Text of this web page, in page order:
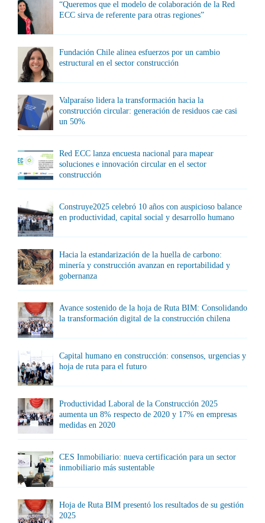
“Queremos que el modelo de colaboración de la Red
ECC sirva de referente para otras regiones”
Fundación Chile alinea esfuerzos por un cambio
estructural en el sector construcción
Valparaíso lidera la transformación hacia la
construcción circular: generación de residuos cae casi
un 50%
Red ECC lanza encuesta nacional para mapear
soluciones e innovación circular en el sector
construcción
Construye2025 celebró 10 años con auspicioso balance
en productividad, capital social y desarrollo humano
Hacia la estandarización de la huella de carbono:
minería y construcción avanzan en reportabilidad y
gobernanza
Avance sostenido de la hoja de Ruta BIM: Consolidando
la transformación digital de la construcción chilena
Capital humano en construcción: consensos, urgencias y
hoja de ruta para el futuro
Productividad Laboral de la Construcción 2025
aumenta un 8% respecto de 2020 y 17% en empresas
medidas en 2020
CES Inmobiliario: nueva certificación para un sector
inmobiliario más sustentable
Hoja de Ruta BIM presentó los resultados de su gestión
2025